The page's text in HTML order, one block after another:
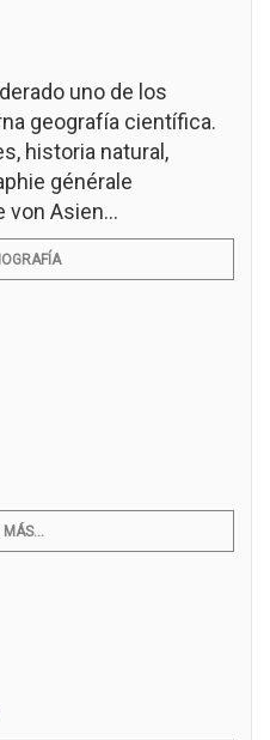
uno de los
geografía científica.
historia natural,
générale
von Asien...
MÁS...